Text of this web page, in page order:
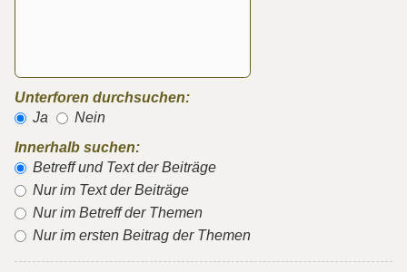
Unterforen durchsuchen:
Ja
Nein
Innerhalb suchen:
Betreff und Text der Beiträge
Nur im Text der Beiträge
Nur im Betreff der Themen
Nur im ersten Beitrag der Themen